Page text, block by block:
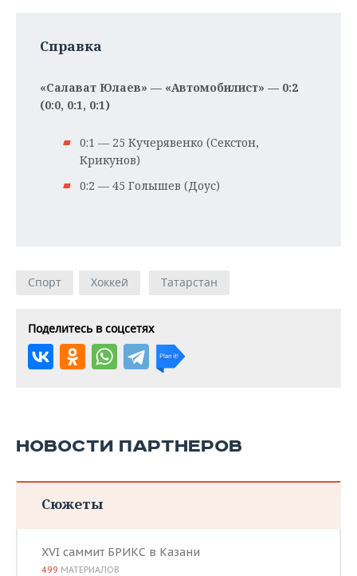
Справка
«Салават Юлаев» — «Автомобилист» — 0:2
(0:0, 0:1, 0:1)
0:1 — 25 Кучерявенко (Секстон,
Крикунов)
0:2 — 45 Голышев (Доус)
Спорт Хоккей Татарстан
Поделитесь в соцсетях
НОВОСТИ ПАРТНЕРОВ
Сюжеты
XVI саммит БРИКС в Казани
499 МАТЕРИАЛОВ